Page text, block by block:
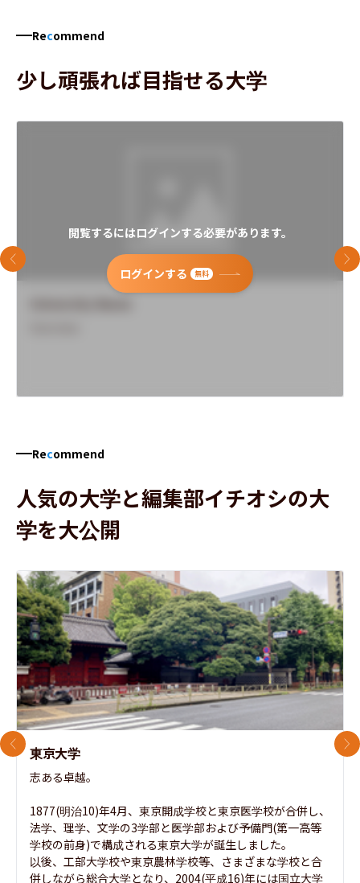
Recommend
少し頑張れば目指せる大学
閲覧するにはログインする必要があります。
ログインする 無料
前のスライド 次
Recommend
人気の大学と編集部イチオシの大
学を大公開
東京大学
志ある卓越。
1877(明治10)年4月、東京開成学校と東京医学校が合併し、
法学、理学、文学の3学部と医学部および予備門(第一高等
学校の前身)で構成される東京大学が誕生しました。
以後、工部大学校や東京農林学校等、さまざまな学校と合
併しながら総合大学となり、2004(平成16)年には国立大学
前のスライド 次